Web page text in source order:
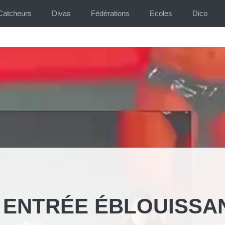
Divas Fédérations Ecoles Dico